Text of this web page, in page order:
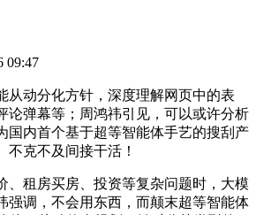
09:47
动分化方针，深度理解网页中的表
论弹幕等；周鸿祎引见，可以或许分析
国内首个基于超等智能体手艺的搜刮产
不克不及间接干活！
租房买房、投资等复杂问题时，大模
强调，不会用东西，而颠末超等智能体